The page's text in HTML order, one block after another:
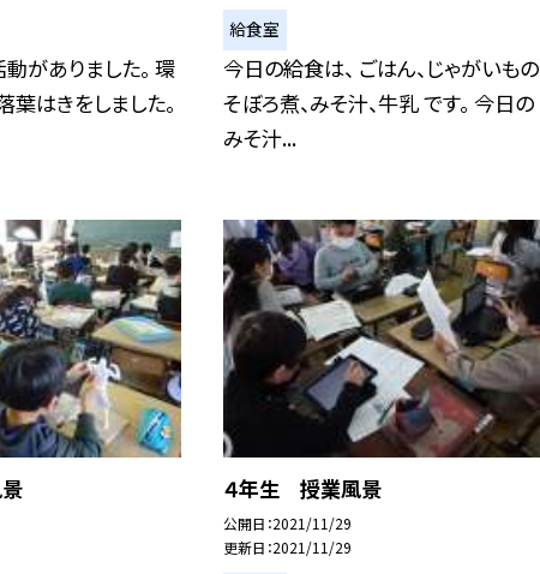
がありました。 環
葉はきをしました。
給食室
今日の給食は、 ごはん、じゃがいもの
そぼろ煮、みそ汁、牛乳 です。 今日の
みそ汁...
４年生 授業風景
公開日 2021/11/29
更新日 2021/11/29